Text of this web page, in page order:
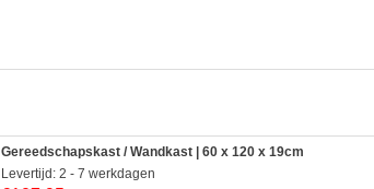
Gereedschapskast / Wandkast | 60 x 120 x 19cm
Levertijd: 2 - 7 werkdagen